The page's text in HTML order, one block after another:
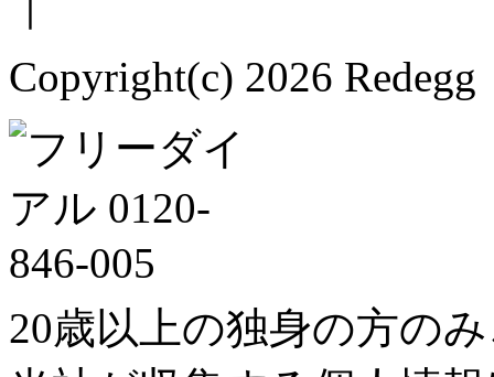
Copyright(c) 2026
20歳以上の独身の方の